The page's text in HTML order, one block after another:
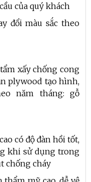
của quý khách
đổi màu sắc theo
xấy chống cong
plywood tạo hình,
năm tháng: gỗ
có độ đàn hồi tốt,
khi sử dụng trong
chống cháy